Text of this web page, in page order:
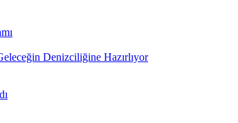
Denizciliğine Hazırlıyor